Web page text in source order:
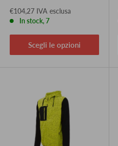
€104,27 IVA esclusa
In stock, 7
Scegli le opzioni